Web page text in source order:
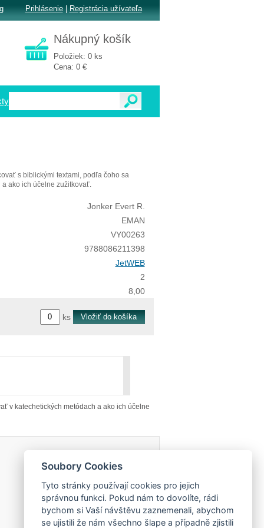
s biblickými textami, podľa čoho sa
ako ich účelne zužitkovať.
Jonker Evert R.
EMAN
VY00263
9788086211398
JetWEB
2
8,00
ks
v katechetických metódach a ako ich účelne
Nákupný košík
Položiek: 0 ks
Cena: 0 €
Prihlásenie| Registrácia užívateľa
Soubory Cookies
Tyto stránky používají cookies pro jejich
správnou funkci. Pokud nám to dovolíte, rádi
bychom si Vaší návštěvu zaznemenali, abychom
se ujistili že nám všechno šlape a případně zjistili